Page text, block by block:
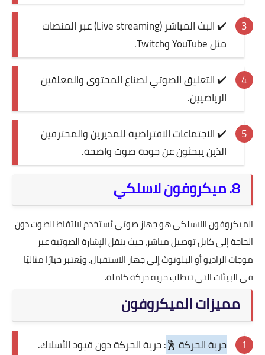
✔️ البث المباشر (Live streaming) عبر المنصات
مثل YouTube وTwitch.
✔️ التعليق الصوتي لصناع المحتوى والمعلقين
الرياضيين.
✔️ الاجتماعات الافتراضية للمديرين والمحترفين
الذين يبحثون عن جودة صوت واضحة.
8. ميكروفون لاسلكي
الميكروفون اللاسلكي هو جهاز صوتي يُستخدم لالتقاط الصوت دون
الحاجة إلى كابل توصيل مباشر، حيث ينقل الإشارة الصوتية عبر
موجات الراديو أو البلوتوث إلى جهاز الاستقبال. ويُعتبر خيارًا مثاليًا
في البيئات التي تتطلب حرية حركة كاملة.
مميزات الميكروفون
حرية الحركة 🕺: حرية الحركة دون قيود الأسلاك.